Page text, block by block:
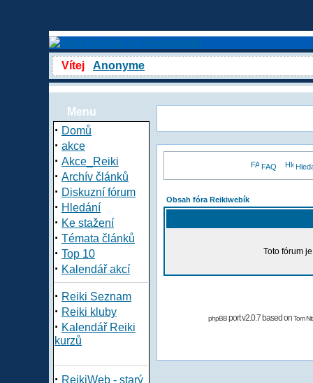
Vítej Anonyme
Menu
· Domů
· akce
· Akce_Reiki
· Archív článků
· Diskuzní fórum
· Hledání
· Ke stažení
· Témata článků
· Top 10
· Kalendář akcí
· Reiki Seznam
· Reiki kluby
· Kalendář Reiki
kurzů
· ReikiWeb - starý
FAQ
Obsah fóra Reikiwebík
Toto fórum
phpBBport v2.0.7 based onTom